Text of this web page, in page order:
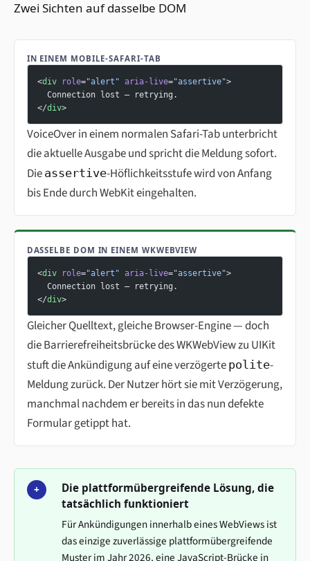
Zwei Sichten auf dasselbe DOM
IN EINEM MOBILE-SAFARI-TAB
<div role="alert" aria-live="assertive">
  Connection lost — retrying.
</div>
VoiceOver in einem normalen Safari-Tab unterbricht
die aktuelle Ausgabe und spricht die Meldung sofort.
Die assertive-Höflichkeitsstufe wird von Anfang
bis Ende durch WebKit eingehalten.
DASSELBE DOM IN EINEM WKWEBVIEW
<div role="alert" aria-live="assertive">
  Connection lost — retrying.
</div>
Gleicher Quelltext, gleiche Browser-Engine — doch
die Barrierefreiheitsbrücke des WKWebView zu UIKit
stuft die Ankündigung auf eine verzögerte polite-
Meldung zurück. Der Nutzer hört sie mit Verzögerung,
manchmal nachdem er bereits in das nun defekte
Formular getippt hat.
+
Die plattformübergreifende Lösung, die
tatsächlich funktioniert
Für Ankündigungen innerhalb eines WebViews ist
das einzige zuverlässige plattformübergreifende
Muster im Jahr 2026, eine JavaScript-Brücke in